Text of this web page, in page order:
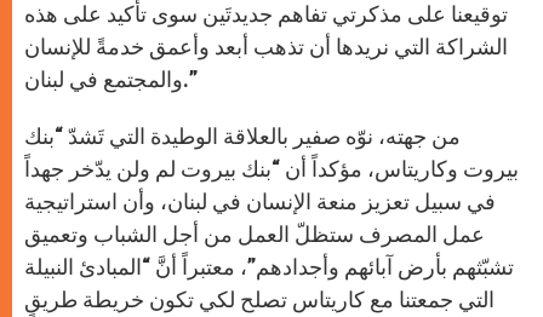
توقيعنا على مذكرتي تفاهم جديدتَين سوى تأكيد على هذه
الشراكة التي نريدها أن تذهب أبعد وأعمق خدمةً للإنسان
والمجتمع في لبنان.”
من جهته، نوّه صفير بالعلاقة الوطيدة التي تَشدّ “بنك
بيروت وكاريتاس، مؤكداً أن “بنك بيروت لم ولن يدّخر جهداً
في سبيل تعزيز منعة الإنسان في لبنان، وأن استراتيجية
عمل المصرف ستظلّ العمل من أجل الشباب وتعميق
تشبّثهم بأرض آبائهم وأجدادهم”، معتبراً أنَّ “المبادئ النبيلة
التي جمعتنا مع كاريتاس تصلح لكي تكون خريطة طريقٍ